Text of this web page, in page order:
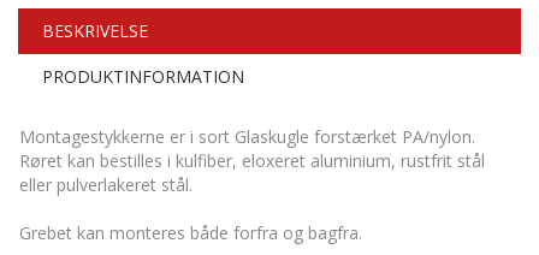
BESKRIVELSE
PRODUKTINFORMATION
Montagestykkerne er i sort Glaskugle forstærket PA/nylon.
Røret kan bestilles i kulfiber, eloxeret aluminium, rustfrit stål
eller pulverlakeret stål.
Grebet kan monteres både forfra og bagfra.